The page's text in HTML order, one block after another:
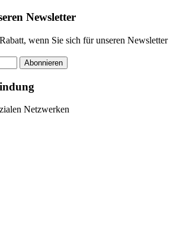
Newsletter
wenn Sie sich für unseren Newsletter
Abonnieren
Netzwerken